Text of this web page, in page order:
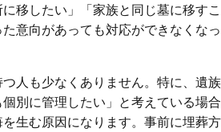
移したい」「家族と同じ墓に移すこ
意向があっても対応ができなくなっ
人も少なくありません。特に、遺族
別に管理したい」と考えている場合
生む原因になります。事前に埋葬方